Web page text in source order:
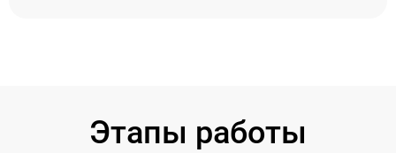
Этапы работы